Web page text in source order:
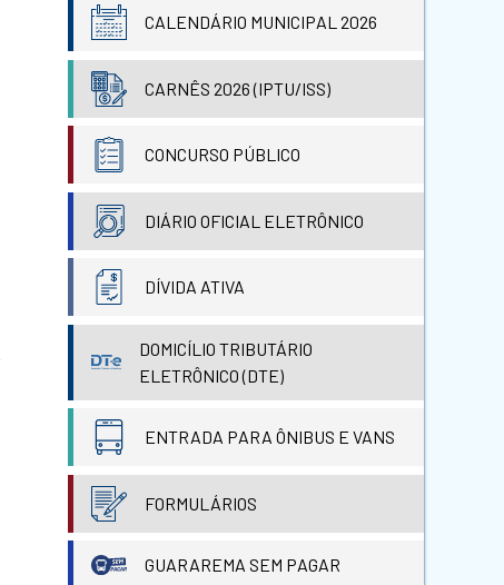
CALENDÁRIO MUNICIPAL 2026
CARNÊS 2026 (IPTU/ISS)
CONCURSO PÚBLICO
DIÁRIO OFICIAL ELETRÔNICO
DÍVIDA ATIVA
DOMICÍLIO TRIBUTÁRIO
ELETRÔNICO (DTE)
ENTRADA PARA ÔNIBUS E VANS
FORMULÁRIOS
GUARAREMA SEM PAGAR